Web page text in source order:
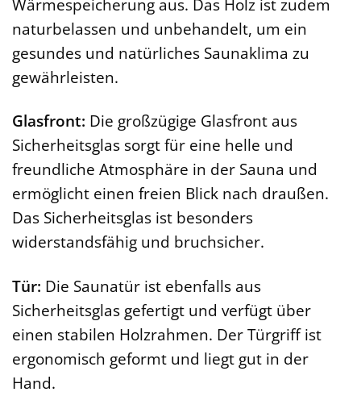
naturbelassen und unbehandelt, um ein
gesundes und natürliches Saunaklima zu
gewährleisten.
Glasfront: Die großzügige Glasfront aus
Sicherheitsglas sorgt für eine helle und
freundliche Atmosphäre in der Sauna und
ermöglicht einen freien Blick nach draußen.
Das Sicherheitsglas ist besonders
widerstandsfähig und bruchsicher.
Tür: Die Saunatür ist ebenfalls aus
Sicherheitsglas gefertigt und verfügt über
einen stabilen Holzrahmen. Der Türgriff ist
ergonomisch geformt und liegt gut in der
Hand.